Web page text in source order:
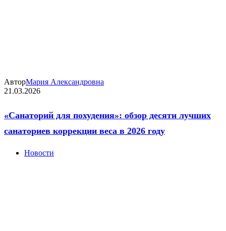
АвторМария Александровна
21.03.2026
«Санаторий для похудения»: обзор десяти лучших
санаториев коррекции веса в 2026 году
Новости